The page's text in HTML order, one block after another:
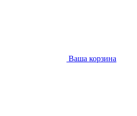
Ваша корзина